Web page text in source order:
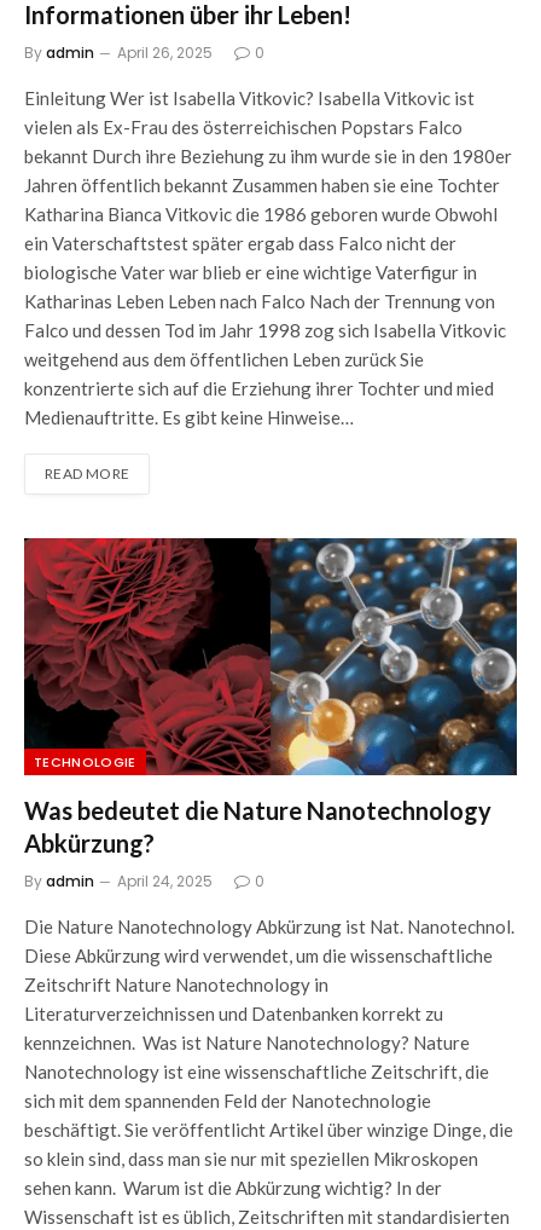
Informationen über ihr Leben!
Byadmin April 26, 2025 0
Einleitung Wer ist Isabella Vitkovic? Isabella Vitkovic ist
vielen als Ex-Frau des österreichischen Popstars Falco
bekannt Durch ihre Beziehung zu ihm wurde sie in den 1980er
Jahren öffentlich bekannt Zusammen haben sie eine Tochter
Katharina Bianca Vitkovic die 1986 geboren wurde Obwohl
ein Vaterschaftstest später ergab dass Falco nicht der
biologische Vater war blieb er eine wichtige Vaterfigur in
Katharinas Leben Leben nach Falco Nach der Trennung von
Falco und dessen Tod im Jahr 1998 zog sich Isabella Vitkovic
weitgehend aus dem öffentlichen Leben zurück Sie
konzentrierte sich auf die Erziehung ihrer Tochter und mied
Medienauftritte. Es gibt keine Hinweise…
READ MORE
TECHNOLOGIE
Was bedeutet die Nature Nanotechnology
Abkürzung?
Byadmin April 24, 2025 0
Die Nature Nanotechnology Abkürzung ist Nat. Nanotechnol.
Diese Abkürzung wird verwendet, um die wissenschaftliche
Zeitschrift Nature Nanotechnology in
Literaturverzeichnissen und Datenbanken korrekt zu
kennzeichnen. Was ist Nature Nanotechnology? Nature
Nanotechnology ist eine wissenschaftliche Zeitschrift, die
sich mit dem spannenden Feld der Nanotechnologie
beschäftigt. Sie veröffentlicht Artikel über winzige Dinge, die
so klein sind, dass man sie nur mit speziellen Mikroskopen
sehen kann. Warum ist die Abkürzung wichtig? In der
Wissenschaft ist es üblich, Zeitschriften mit standardisierten